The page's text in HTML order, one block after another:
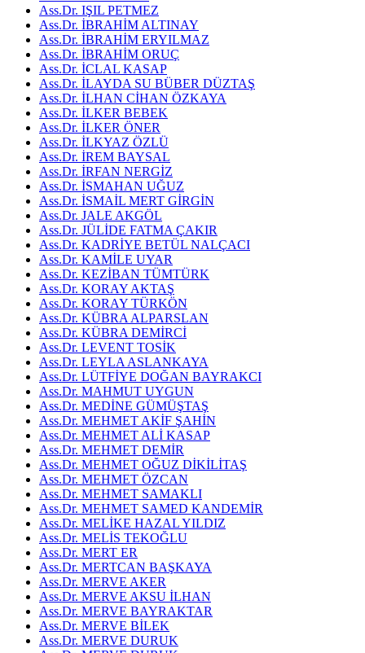
Ass.Dr. IŞIL PETMEZ
Ass.Dr. İBRAHİM ALTINAY
Ass.Dr. İBRAHİM ERYILMAZ
Ass.Dr. İBRAHİM ORUÇ
Ass.Dr. İCLAL KASAP
Ass.Dr. İLAYDA SU BÜBER DÜZTAŞ
Ass.Dr. İLHAN CİHAN ÖZKAYA
Ass.Dr. İLKER BEBEK
Ass.Dr. İLKER ÖNER
Ass.Dr. İLKYAZ ÖZLÜ
Ass.Dr. İREM BAYSAL
Ass.Dr. İRFAN NERGİZ
Ass.Dr. İSMAHAN UĞUZ
Ass.Dr. İSMAİL MERT GİRGİN
Ass.Dr. JALE AKGÖL
Ass.Dr. JÜLİDE FATMA ÇAKIR
Ass.Dr. KADRİYE BETÜL NALÇACI
Ass.Dr. KAMİLE UYAR
Ass.Dr. KEZİBAN TÜMTÜRK
Ass.Dr. KORAY AKTAŞ
Ass.Dr. KORAY TÜRKÖN
Ass.Dr. KÜBRA ALPARSLAN
Ass.Dr. KÜBRA DEMİRCİ
Ass.Dr. LEVENT TOSİK
Ass.Dr. LEYLA ASLANKAYA
Ass.Dr. LÜTFİYE DOĞAN BAYRAKCI
Ass.Dr. MAHMUT UYGUN
Ass.Dr. MEDİNE GÜMÜŞTAŞ
Ass.Dr. MEHMET AKİF ŞAHİN
Ass.Dr. MEHMET ALİ KASAP
Ass.Dr. MEHMET DEMİR
Ass.Dr. MEHMET OĞUZ DİKİLİTAŞ
Ass.Dr. MEHMET ÖZCAN
Ass.Dr. MEHMET SAMAKLI
Ass.Dr. MEHMET SAMED KANDEMİR
Ass.Dr. MELİKE HAZAL YILDIZ
Ass.Dr. MELİS TEKOĞLU
Ass.Dr. MERT ER
Ass.Dr. MERTCAN BAŞKAYA
Ass.Dr. MERVE AKER
Ass.Dr. MERVE AKSU İLHAN
Ass.Dr. MERVE BAYRAKTAR
Ass.Dr. MERVE BİLEK
Ass.Dr. MERVE DURUK